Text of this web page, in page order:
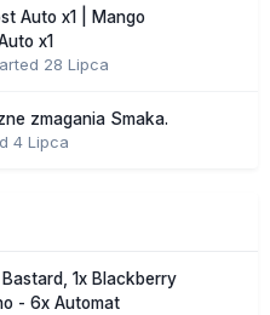
Auto x1 | Mango
x1
28 Lipca
zmagania Smaka.
4 Lipca
1x Blackberry
- 6x Automat